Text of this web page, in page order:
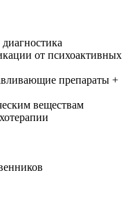
от психоактивных
препараты +
веществам